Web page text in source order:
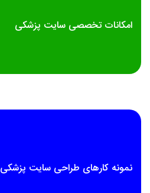
امکانات تخصصی سایت پزشکی
نمونه کارهای طراحی سایت پزشکی